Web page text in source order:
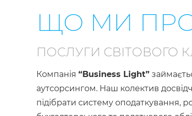
ЩО МИ
ПОСЛУГИ СВІТОВОГО
Компанія “Business Light”
аутсорсингом. Наш колектив
підібрати систему оподаткування,